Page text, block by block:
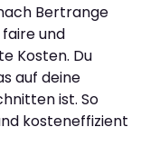
Bertrange
und
Kosten. Du
auf deine
ist. So
kosteneffizient